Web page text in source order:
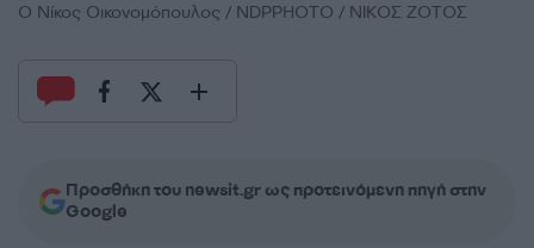
O Νίκος Οικονομόπουλος / NDPPHOTO / ΝΙΚΟΣ ΖΟΤΟΣ
Προσθήκη του newsit.gr ως προτεινόμενη πηγή στην
Google